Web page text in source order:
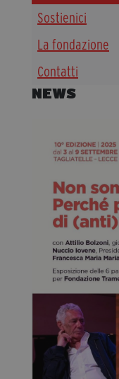
Diventa Partner
Dona
Fondazione
Civico Trame
#Trameascuola
Visioni Civiche
Mostra 3D -
Il Diritto di Essere
Archivio Storico
Contatti
+39 346 954
NEWS
Sostienici
La fondazione
Contatti